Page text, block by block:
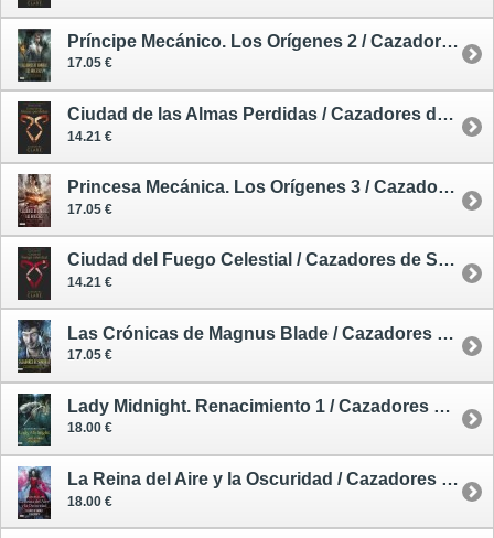
Príncipe Mecánico. Los Orígenes 2 / Cazadores de Sombras
17.05 €
Ciudad de las Almas Perdidas / Cazadores de Sombras 5 - rústica
14.21 €
Princesa Mecánica. Los Orígenes 3 / Cazadores de Sombras
17.05 €
Ciudad del Fuego Celestial / Cazadores de Sombras 6 - rústica
14.21 €
Las Crónicas de Magnus Blade / Cazadores de Sombras
17.05 €
Lady Midnight. Renacimiento 1 / Cazadores de Sombras
18.00 €
La Reina del Aire y la Oscuridad / Cazadores de Sombras
18.00 €